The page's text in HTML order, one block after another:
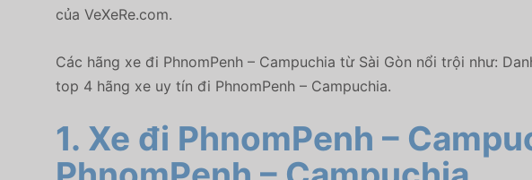
của VeXeRe.com.
Các hãng xe đi PhnomPenh – Campuchia từ Sài Gòn nổi trội như:
top 4 hãng xe uy tín đi PhnomPenh – Campuchia.
1. Xe đi PhnomPenh –